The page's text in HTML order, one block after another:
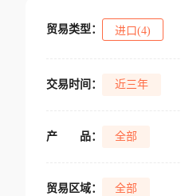
贸易类型： 进口(4)
交易时间： 近三年
产 品： 全部
贸易区域： 全部